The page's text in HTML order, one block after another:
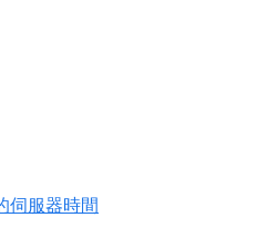
伺服器時間